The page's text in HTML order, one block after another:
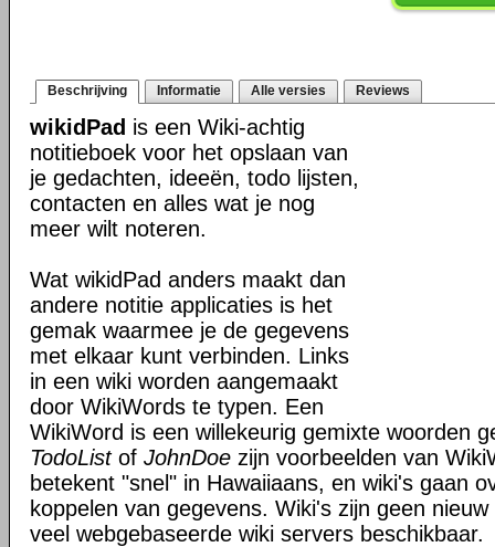
Beschrijving Informatie Alle versies Reviews
wikidPad is een Wiki-achtig
notitieboek voor het opslaan van
je gedachten, ideeën, todo lijsten,
contacten en alles wat je nog
meer wilt noteren.
Wat wikidPad anders maakt dan
andere notitie applicaties is het
gemak waarmee je de gegevens
met elkaar kunt verbinden. Links
in een wiki worden aangemaakt
door WikiWords te typen. Een
WikiWord is een willekeurig gemixte woorden
TodoListof JohnDoe zijn voorbeelden van
betekent "snel" in Hawaiiaans, en wiki's gaan
koppelen van gegevens. Wiki's zijn geen
veel webgebaseerde wiki servers beschikbaar.